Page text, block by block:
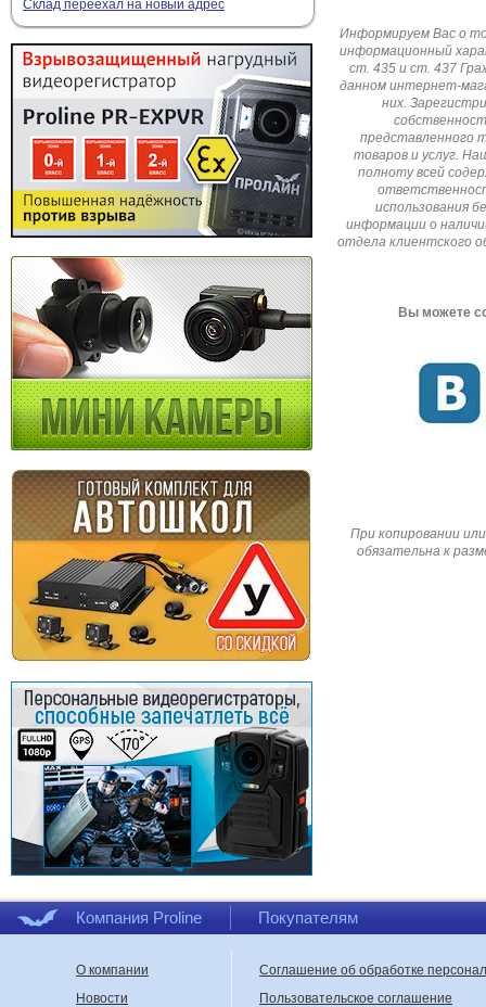
Склад переехал на новый адрес
Информируем Вас о
информационный
ст. 435 и ст. 437
данном интернет-
них.
представленного
товаров и услуг.
полноту всей
использования
информации о
отдела клиентского
Вы можете
При копировании
обязательна к
Компания Proline Покупателям
О компании
Новости
Соглашение об обработке
Пользовательское соглашение